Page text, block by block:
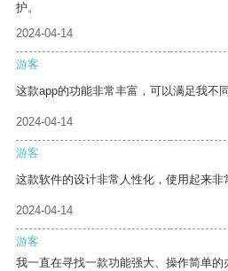
护。
2024-04-14
游客
这款app的功能非常丰富，可以满足我不
2024-04-14
游客
这款软件的设计非常人性化，使用起来非
2024-04-14
游客
我一直在寻找一款功能强大、操作简单